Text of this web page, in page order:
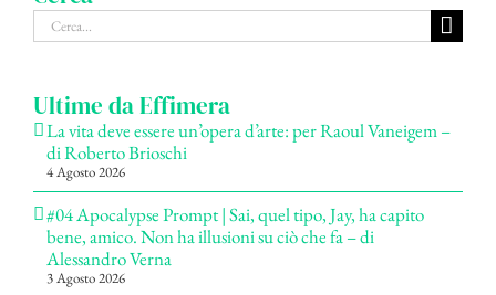
Cerca
per:
Ultime da Effimera
La vita deve essere un’opera d’arte: per Raoul Vaneigem –
di Roberto Brioschi
4 Agosto 2026
#04 Apocalypse Prompt | Sai, quel tipo, Jay, ha capito
bene, amico. Non ha illusioni su ciò che fa – di
Alessandro Verna
3 Agosto 2026